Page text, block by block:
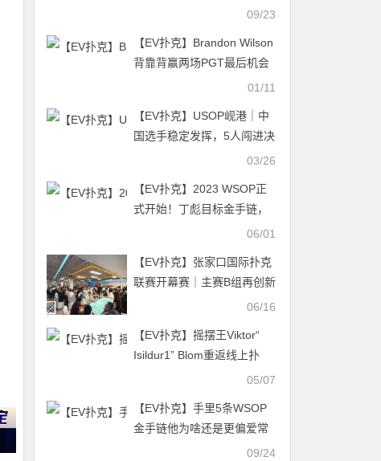
09/23
【EV扑克】Brandon Wilson
背靠背赢两场PGT最后机会
01/11
【EV扑克】USOP岘港｜中
国选手稳定发挥，5人闯进决
赛桌，创造历史性盛况！03/26
【EV扑克】2023 WSOP正
式开始！丁彪目标金手链，
国人Tony晋级豪客赛Day2！
06/01
【EV扑克】张家口国际扑克
联赛开幕赛｜主赛B组再创新
高383人参赛 北京选手高福
06/16
【EV扑克】摇摆王Viktor“
Isildur1” Blom重返线上扑
05/07
【EV扑克】手里5条WSOP
金手链他为啥还是更偏爱常
09/24